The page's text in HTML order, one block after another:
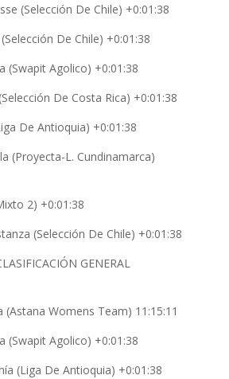
(Selección De Chile) +0:01:38
De Chile) +0:01:38
(Swapit Agolico) +0:01:38
De Costa Rica) +0:01:38
De Antioquia) +0:01:38
(Proyecta-L. Cundinamarca)
2) +0:01:38
(Selección De Chile) +0:01:38
GENERAL
(Astana Womens Team) 11:15:11
(Swapit Agolico) +0:01:38
(Liga De Antioquia) +0:01:38